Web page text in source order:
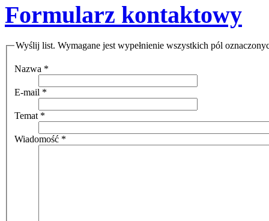
Formularz kontaktowy
Wyślij list. Wymagane jest wypełnienie wszystkich pól
Nazwa *
E-mail *
Temat *
Wiadomość *